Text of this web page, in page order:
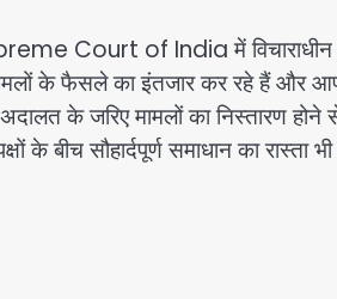
Court of Indiaमें
के फैसले का इंतजार कर रहे हैं और
के जरिए मामलों का निस्तारण होने
के बीच सौहार्दपूर्ण समाधान का रास्ता